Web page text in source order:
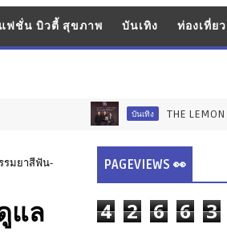
แฟชั่น บิวตี้ สุขภาพ บันเทิง ท่องเที่ย
บันเทิง THE LEMON SHOT ผนึ
รมยาสีฟัน-
แล
PAGEVIEWS 👀
4 2 6 6 3